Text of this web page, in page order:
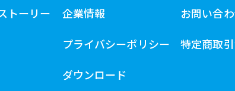
トーリー
企業情報
お問い合
プライバシーポリシー
特定商取
ダウンロード